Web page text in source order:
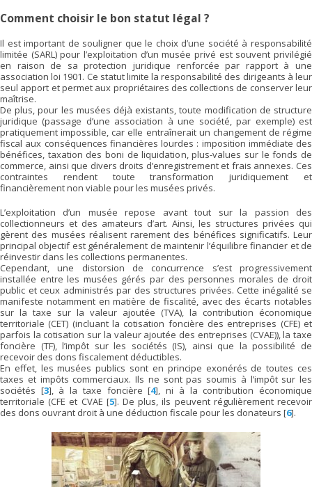
Comment choisir le bon statut légal ?
Il est important de souligner que le choix d’une société à responsabilité
limitée (SARL) pour l’exploitation d’un musée privé est souvent privilégié
en raison de sa protection juridique renforcée par rapport à une
association loi 1901. Ce statut limite la responsabilité des dirigeants à leur
seul apport et permet aux propriétaires des collections de conserver leur
maîtrise.
De plus, pour les musées déjà existants, toute modification de structure
juridique (passage d’une association à une société, par exemple) est
pratiquement impossible, car elle entraînerait un changement de régime
fiscal aux conséquences financières lourdes : imposition immédiate des
bénéfices, taxation des boni de liquidation, plus-values sur le fonds de
commerce, ainsi que divers droits d’enregistrement et frais annexes. Ces
contraintes rendent toute transformation juridiquement et
financièrement non viable pour les musées privés.
L’exploitation d’un musée repose avant tout sur la passion des
collectionneurs et des amateurs d’art. Ainsi, les structures privées qui
gèrent des musées réalisent rarement des bénéfices significatifs. Leur
principal objectif est généralement de maintenir l’équilibre financier et de
réinvestir dans les collections permanentes.
Cependant, une distorsion de concurrence s’est progressivement
installée entre les musées gérés par des personnes morales de droit
public et ceux administrés par des structures privées. Cette inégalité se
manifeste notamment en matière de fiscalité, avec des écarts notables
sur la taxe sur la valeur ajoutée (TVA), la contribution économique
territoriale (CET) (incluant la cotisation foncière des entreprises (CFE) et
parfois la cotisation sur la valeur ajoutée des entreprises (CVAE)), la taxe
foncière (TF), l’impôt sur les sociétés (IS), ainsi que la possibilité de
recevoir des dons fiscalement déductibles.
En effet, les musées publics sont en principe exonérés de toutes ces
taxes et impôts commerciaux. Ils ne sont pas soumis à l’impôt sur les
sociétés [3], à la taxe foncière [4], ni à la contribution économique
territoriale (CFE et CVAE [5]. De plus, ils peuvent régulièrement recevoir
des dons ouvrant droit à une déduction fiscale pour les donateurs [6].